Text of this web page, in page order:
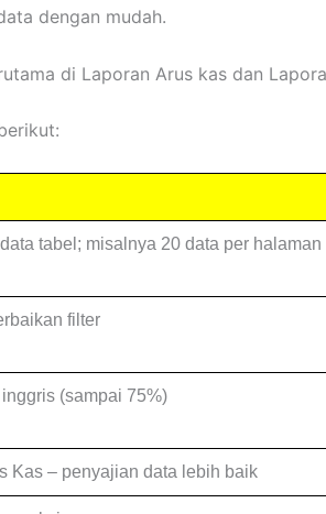
dengan mudah.
di Laporan Arus kas dan
tabel; misalnya 20 data per halaman
filter
(sampai 75%)
Kas – penyajian data lebih baik